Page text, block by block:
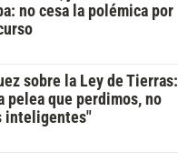
no cesa la polémica por
sobre la Ley de Tierras:
pelea que perdimos, no
inteligentes"